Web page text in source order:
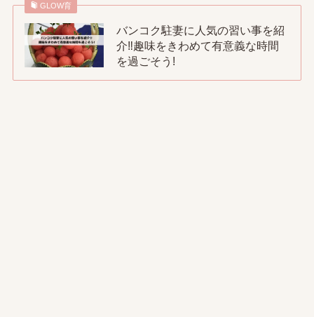
GLOW育
バンコク駐妻に人気の習い事を紹
介‼趣味をきわめて有意義な時間
を過ごそう!